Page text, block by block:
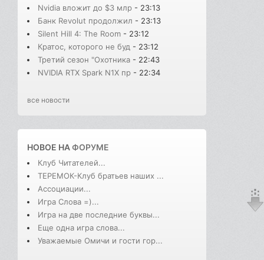
Nvidia вложит до $3 млр - 23:13
Банк Revolut продолжил - 23:13
Silent Hill 4: The Room - 23:12
Кратос, которого не буд - 23:12
Третий сезон "Охотника - 22:43
NVIDIA RTX Spark N1X пр - 22:34
все новости
НОВОЕ НАФОРУМЕ
Клуб Читателей...
ТЕРЕМОК-Клуб братьев наших ...
Ассоциации...
Игра Слова =)...
Игра на две последние буквы...
Еще одна игра слова...
Уважаемые Омичи и гости гор...